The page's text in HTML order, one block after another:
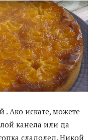
Ако искате, можете
канела или да
сладолед. Никой